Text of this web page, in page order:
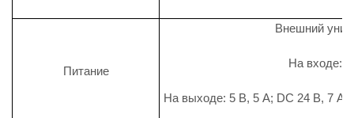
Питание
Внешний
На входе:
На выходе: 5 В, 5 А; DC 24 В, 7 А;